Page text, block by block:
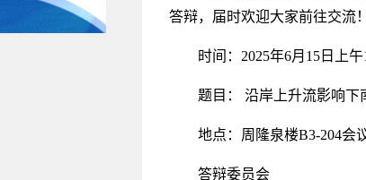
答辩，届时欢迎大家前往交流！
时间：2025年6月15日上午
题目： 沿岸上升流影响下
地点：周隆泉楼B3-204会
答辩委员会